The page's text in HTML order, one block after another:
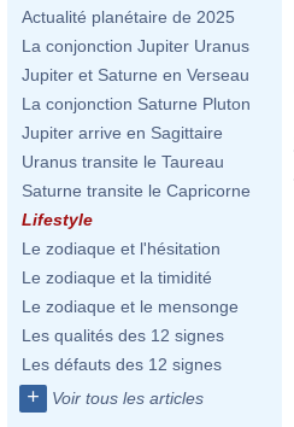
Actualité planétaire de 2025
La conjonction Jupiter Uranus
Jupiter et Saturne en Verseau
La conjonction Saturne Pluton
Jupiter arrive en Sagittaire
Uranus transite le Taureau
Saturne transite le Capricorne
Lifestyle
Le zodiaque et l'hésitation
Le zodiaque et la timidité
Le zodiaque et le mensonge
Les qualités des 12 signes
Les défauts des 12 signes
+ Voir tous les articles